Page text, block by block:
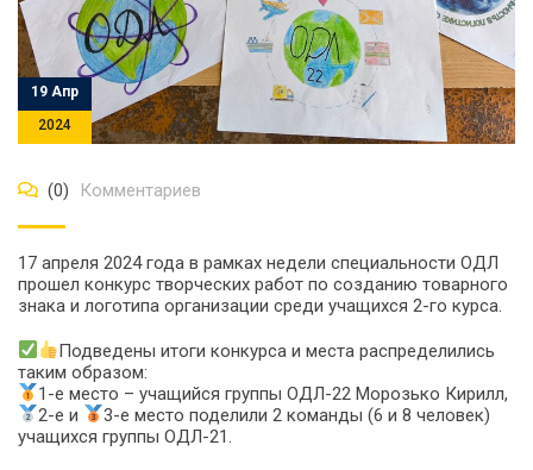
19 Апр
2024
(0) Комментариев
17 апреля 2024 года в рамках недели специальности ОДЛ
прошел конкурс творческих работ по созданию товарного
знака и логотипа организации среди учащихся 2-го курса.
Подведены итоги конкурса и места распределились
таким образом:
1-е место – учащийся группы ОДЛ-22 Морозько Кирилл,
2-е и
3-е место поделили 2 команды (6 и 8 человек)
учащихся группы ОДЛ-21.